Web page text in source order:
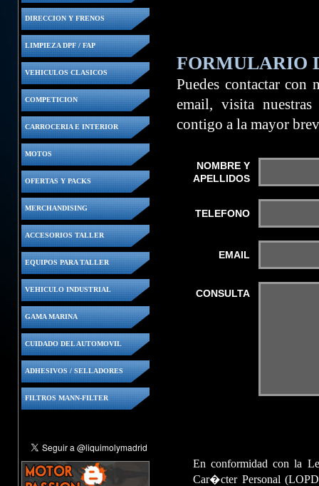
DIRECCION Y FRENOS
LIMPIEZA DPF / FAP
VEHICULOS CLASICOS
COMPETICION
CARROCERIA E INTERIOR
MOTOS
OFERTAS Y PACKS
MERCHANDISING
ACCESORIOS TALLER
EQUIPOS PARA TALLER
VEHICULO INDUSTRIAL
GAMA MARINA
CUIDADO DEL AUTOMOVIL
ADHESIVOS / SELLADORES
FILTROS MANN-FILTER
FORMULARIO
Puedes contactar con
email, visita
contigo a la mayor
NOMBRE Y
APELLIDOS
TELEFONO
EMAIL
CONSULTA
En conformidad con la
Car�cter Personal